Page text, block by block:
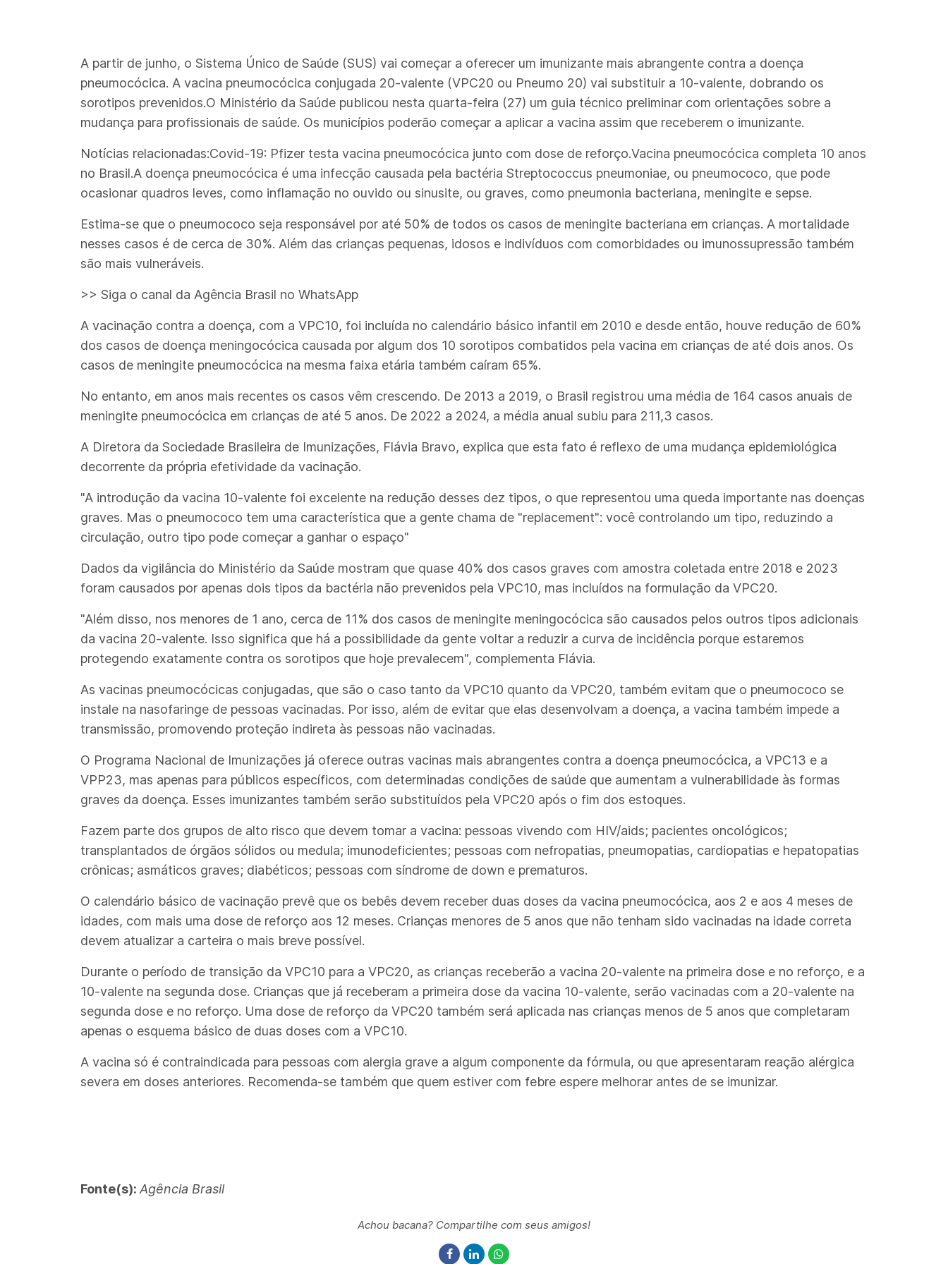
A partir de junho, o Sistema Único de Saúde (SUS) vai começar a oferecer um imunizante mais abrangente contra a doença
pneumocócica. A vacina pneumocócica conjugada 20-valente (VPC20 ou Pneumo 20) vai substituir a 10-valente, dobrando os
sorotipos prevenidos.O Ministério da Saúde publicou nesta quarta-feira (27) um guia técnico preliminar com orientações sobre a
mudança para profissionais de saúde. Os municípios poderão começar a aplicar a vacina assim que receberem o imunizante.
Notícias relacionadas:Covid-19: Pfizer testa vacina pneumocócica junto com dose de reforço.Vacina pneumocócica completa 10 anos
no Brasil.A doença pneumocócica é uma infecção causada pela bactéria Streptococcus pneumoniae, ou pneumococo, que pode
ocasionar quadros leves, como inflamação no ouvido ou sinusite, ou graves, como pneumonia bacteriana, meningite e sepse.
Estima-se que o pneumococo seja responsável por até 50% de todos os casos de meningite bacteriana em crianças. A mortalidade
nesses casos é de cerca de 30%. Além das crianças pequenas, idosos e indivíduos com comorbidades ou imunossupressão também
são mais vulneráveis.
>> Siga o canal da Agência Brasil no WhatsApp
A vacinação contra a doença, com a VPC10, foi incluída no calendário básico infantil em 2010 e desde então, houve redução de 60%
dos casos de doença meningocócica causada por algum dos 10 sorotipos combatidos pela vacina em crianças de até dois anos. Os
casos de meningite pneumocócica na mesma faixa etária também caíram 65%.
No entanto, em anos mais recentes os casos vêm crescendo. De 2013 a 2019, o Brasil registrou uma média de 164 casos anuais de
meningite pneumocócica em crianças de até 5 anos. De 2022 a 2024, a média anual subiu para 211,3 casos.
A Diretora da Sociedade Brasileira de Imunizações, Flávia Bravo, explica que esta fato é reflexo de uma mudança epidemiológica
decorrente da própria efetividade da vacinação.
"A introdução da vacina 10-valente foi excelente na redução desses dez tipos, o que representou uma queda importante nas doenças
graves. Mas o pneumococo tem uma característica que a gente chama de "replacement": você controlando um tipo, reduzindo a
circulação, outro tipo pode começar a ganhar o espaço"
Dados da vigilância do Ministério da Saúde mostram que quase 40% dos casos graves com amostra coletada entre 2018 e 2023
foram causados por apenas dois tipos da bactéria não prevenidos pela VPC10, mas incluídos na formulação da VPC20.
"Além disso, nos menores de 1 ano, cerca de 11% dos casos de meningite meningocócica são causados pelos outros tipos adicionais
da vacina 20-valente. Isso significa que há a possibilidade da gente voltar a reduzir a curva de incidência porque estaremos
protegendo exatamente contra os sorotipos que hoje prevalecem", complementa Flávia.
As vacinas pneumocócicas conjugadas, que são o caso tanto da VPC10 quanto da VPC20, também evitam que o pneumococo se
instale na nasofaringe de pessoas vacinadas. Por isso, além de evitar que elas desenvolvam a doença, a vacina também impede a
transmissão, promovendo proteção indireta às pessoas não vacinadas.
O Programa Nacional de Imunizações já oferece outras vacinas mais abrangentes contra a doença pneumocócica, a VPC13 e a
VPP23, mas apenas para públicos específicos, com determinadas condições de saúde que aumentam a vulnerabilidade às formas
graves da doença. Esses imunizantes também serão substituídos pela VPC20 após o fim dos estoques.
Fazem parte dos grupos de alto risco que devem tomar a vacina: pessoas vivendo com HIV/aids; pacientes oncológicos;
transplantados de órgãos sólidos ou medula; imunodeficientes; pessoas com nefropatias, pneumopatias, cardiopatias e hepatopatias
crônicas; asmáticos graves; diabéticos; pessoas com síndrome de down e prematuros.
O calendário básico de vacinação prevê que os bebês devem receber duas doses da vacina pneumocócica, aos 2 e aos 4 meses de
idades, com mais uma dose de reforço aos 12 meses. Crianças menores de 5 anos que não tenham sido vacinadas na idade correta
devem atualizar a carteira o mais breve possível.
Durante o período de transição da VPC10 para a VPC20, as crianças receberão a vacina 20-valente na primeira dose e no reforço, e a
10-valente na segunda dose. Crianças que já receberam a primeira dose da vacina 10-valente, serão vacinadas com a 20-valente na
segunda dose e no reforço. Uma dose de reforço da VPC20 também será aplicada nas crianças menos de 5 anos que completaram
apenas o esquema básico de duas doses com a VPC10.
A vacina só é contraindicada para pessoas com alergia grave a algum componente da fórmula, ou que apresentaram reação alérgica
severa em doses anteriores. Recomenda-se também que quem estiver com febre espere melhorar antes de se imunizar.
Fonte(s): Agência Brasil
Achou bacana? Compartilhe com seus amigos!